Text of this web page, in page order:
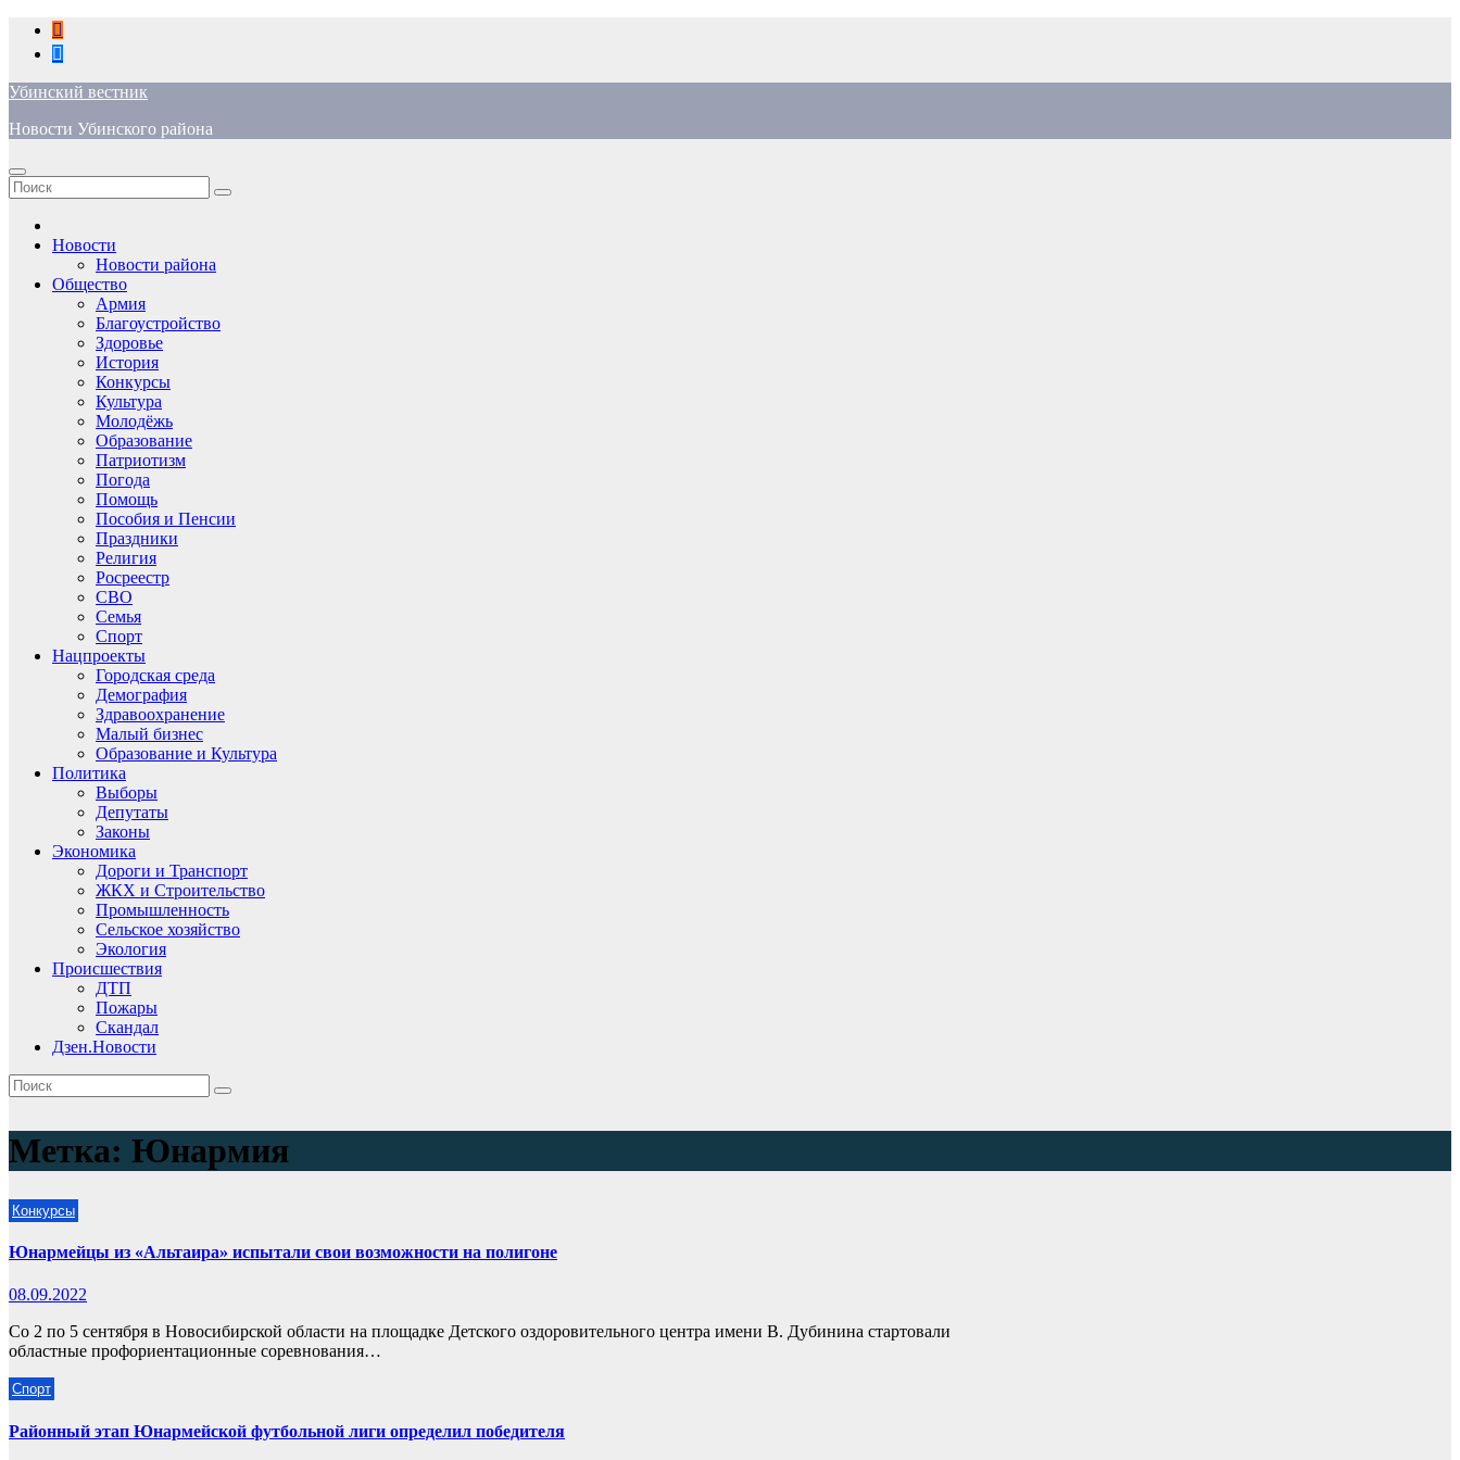
Перейти
содержимому
Убинский вестник
Новости Убинского района
Новости
Новости района
Общество
Армия
Благоустройство
Здоровье
История
Конкурсы
Культура
Молодёжь
Образование
Патриотизм
Погода
Помощь
Пособия и Пенсии
Праздники
Религия
Росреестр
СВО
Семья
Спорт
Нацпроекты
Городская среда
Демография
Здравоохранение
Малый бизнес
Образование и Культура
Политика
Выборы
Депутаты
Законы
Экономика
Дороги и Транспорт
ЖКХ и Строительство
Промышленность
Сельское хозяйство
Экология
Происшествия
ДТП
Пожары
Скандал
Дзен.Новости
Метка: Юнармия
Конкурсы
Юнармейцы из «Альтаира» испытали свои возможности на полигоне
08.09.2022
Со 2 по 5 сентября в Новосибирской области на площадке Детского оздоровительного центра имени В. Дубинина стартовали
областные профориентационные соревнования…
Спорт
Районный этап Юнармейской футбольной лиги определил победителя